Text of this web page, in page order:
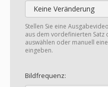
Keine Veränderung
Stellen Sie eine
aus dem vordefinierten
auswählen oder manuell
eingeben.
Bildfrequenz: